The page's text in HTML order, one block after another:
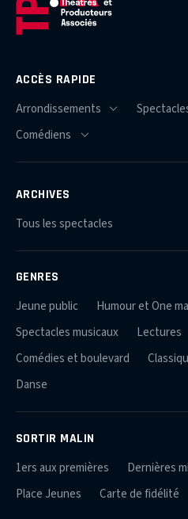
ACCÈS RAPIDE
ARCHIVES
Tous les spectacles
GENRES
Jeune public
Humour et One
Spectacles musicaux
Lectures
Comédies et boulevard
Danse
SORTIR MALIN
1ers aux premières Dernières
Place Jeunes
Carte de fidélité